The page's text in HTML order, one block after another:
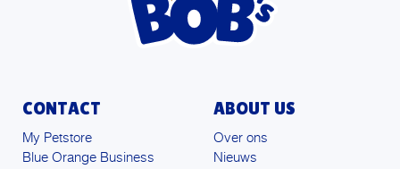
CONTACT
My Petstore
Blue Orange Business
ABOUT US
Over ons
Nieuws